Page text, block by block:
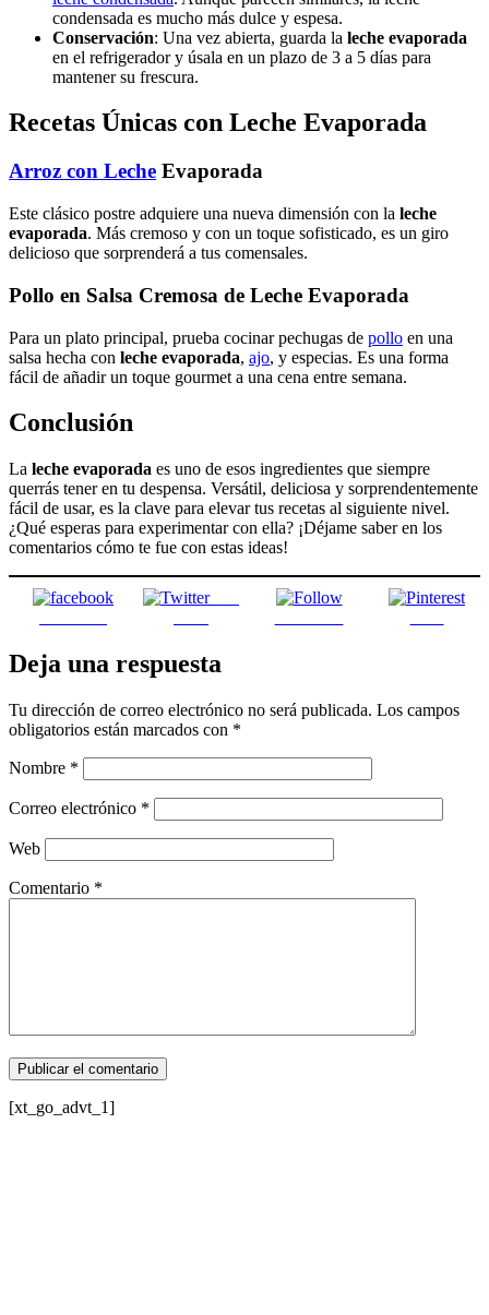
condensada es mucho más dulce y espesa.
Conservación: Una vez abierta, guarda la leche evaporada
en el refrigerador y úsala en un plazo de 3 a 5 días para
mantener su frescura.
Recetas Únicas con Leche Evaporada
Arroz con Leche Evaporada
Este clásico postre adquiere una nueva dimensión con la leche
evaporada. Más cremoso y con un toque sofisticado, es un giro
delicioso que sorprenderá a tus comensales.
Pollo en Salsa Cremosa de Leche Evaporada
Para un plato principal, prueba cocinar pechugas de pollo en una
salsa hecha con leche evaporada, ajo, y especias. Es una forma
fácil de añadir un toque gourmet a una cena entre semana.
Conclusión
La leche evaporada es uno de esos ingredientes que siempre
querrás tener en tu despensa. Versátil, deliciosa y sorprendentemente
fácil de usar, es la clave para elevar tus recetas al siguiente nivel.
¿Qué esperas para experimentar con ella? ¡Déjame saber en los
comentarios cómo te fue con estas ideas!
Post
Deja una respuesta
Tu dirección de correo electrónico no será publicada. Los campos
obligatorios están marcados con *
Nombre *
Correo electrónico *
Web
Comentario *
[xt_go_advt_1]